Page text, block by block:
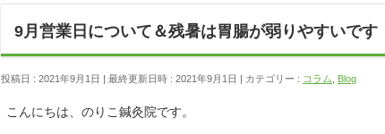
9月営業日について＆残暑は胃腸が弱りやすいです
投稿日 : 2021年9月1日 最終更新日時 : 2021年9月1日 カテゴリー : コラム Blog
こんにちは、のりこ鍼灸院です。